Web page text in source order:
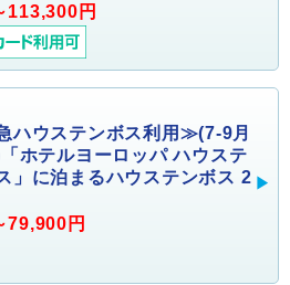
113,300円
ハウステンボス利用≫(7-9月
ホテルヨーロッパ ハウステ
」に泊まるハウステンボス 2
79,900円